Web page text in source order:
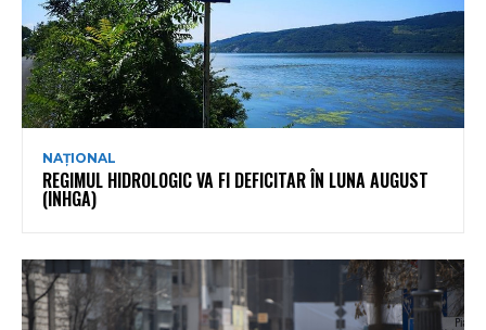
NAȚIONAL
REGIMUL HIDROLOGIC VA FI DEFICITAR ÎN LUNA AUGUST
(INHGA)